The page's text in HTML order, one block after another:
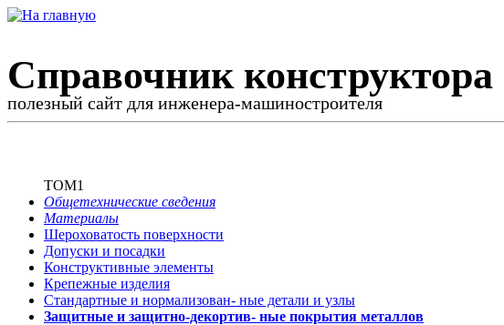
Справочник конструктора
полезный сайт для инженера-машиностроителя
ТОМ1
Общетехнические сведения
Материалы
Шероховатость поверхности
Допуски и посадки
Конструктивные элементы
Крепежные изделия
Стандартные и нормализован- ные детали и узлы
Защитные и защитно-декортив- ные покрытия металлов